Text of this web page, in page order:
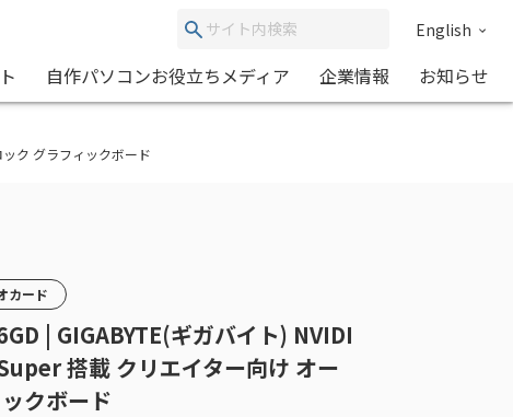
English
自作パソコンお役立ちメディア 企業情報 お知らせ
ック グラフィックボード
カード
| GIGABYTE(ギガバイト) NVIDI
搭載 クリエイター向け オー
クボード